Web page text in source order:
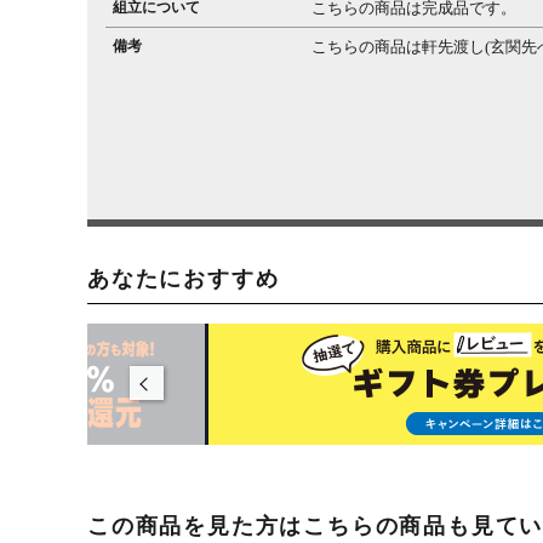
組立について こちらの商品は完成品です。
備考 こちらの商品は軒先渡し(玄関
あなたにおすすめ
この商品を見た方はこちらの商品も見て